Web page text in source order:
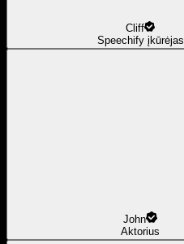
Cliff
Speechify įkūrėjas
John
Aktorius